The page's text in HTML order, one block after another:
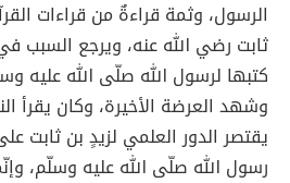
الرسول، وثمة قراءةٌ من قراءات
ثابت رضي الله عنه، ويرجع السبب
كتبها لرسول الله صلّى الله عليه
وشهد العرضة الأخيرة، وكان يقرأ
يقتصر الدور العلمي لزيدٍ بن ثابت
رسول الله صلّى الله عليه وسلّم،